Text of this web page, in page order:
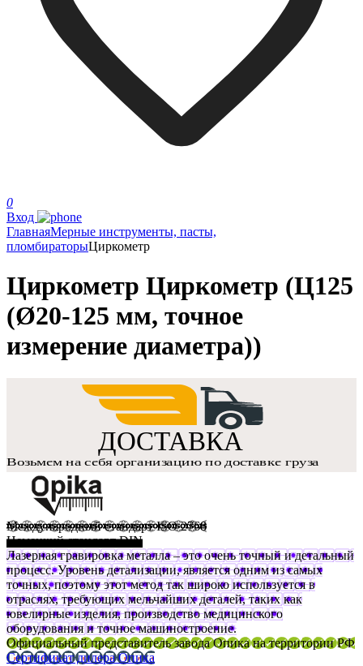
0
Вход
ГлавнаяМерные инструменты, пасты,
пломбираторыЦиркометр
Циркометр Циркометр (Ц125
(Ø20-125 мм, точное
измерение диаметра))
Международный стандарт ISO 2768
Немецкий стандарт DIN
Лазерная гравировка металла – это очень точный и детальный
процесс. Уровень детализации, является одним из самых
точных, поэтому этот метод так широко используется в
отраслях, требующих мельчайших деталей, таких как
ювелирные изделия, производство медицинского
оборудования и точное машиностроение.
Официальный представитель завода Опика на территории РФ
Сертификат дилера Опика